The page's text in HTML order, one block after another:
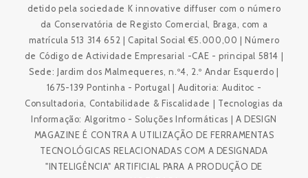
detido pela sociedade K innovative diffuser com o número
da Conservatória de Registo Comercial, Braga, com a
matrícula 513 314 652 | Capital Social €5.000,00 | Número
de Código de Actividade Empresarial -CAE - principal 5814 |
Sede: Jardim dos Malmequeres, n.º4, 2.º Andar Esquerdo |
1675-139 Pontinha - Portugal | Auditoria: Auditoc -
Consultadoria, Contabilidade & Fiscalidade | Tecnologias da
Informação: Algoritmo - Soluções Informáticas | A DESIGN
MAGAZINE É CONTRA A UTILIZAÇÃO DE FERRAMENTAS
TECNOLÓGICAS RELACIONADAS COM A DESIGNADA
"INTELIGÊNCIA" ARTIFICIAL PARA A PRODUÇÃO DE